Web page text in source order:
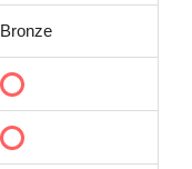
Bronze